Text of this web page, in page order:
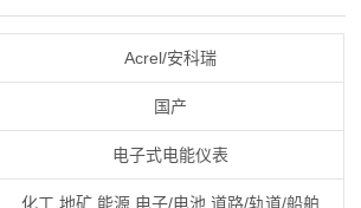
Acrel/安科瑞
国产
电子式电能仪表
化工,地矿,能源,电子/电池,道路/轨道/船舶